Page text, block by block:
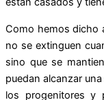
Como hemos dicho
no se extinguen
sino que se
puedan alcanzar
los progenitores y